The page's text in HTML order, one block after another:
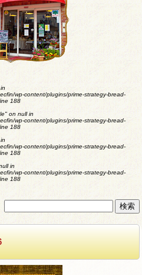
wp-content/plugins/prime-strategy-bread-
188
on null in
wp-content/plugins/prime-strategy-bread-
188
wp-content/plugins/prime-strategy-bread-
188
in
wp-content/plugins/prime-strategy-bread-
188